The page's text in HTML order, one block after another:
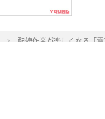
配線作業が楽しくなる「